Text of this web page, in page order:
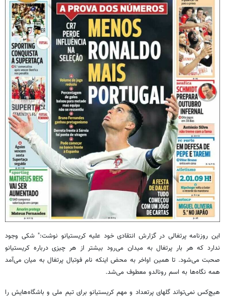
این روزنامه پرتغالی در گزارش انتقادی خود علیه کریستیانو نوشت:" شکی وجود
ندارد که هر بار پرتغال به میدان می‌رود بیشتر از هر چیزی درباره کریستیانو
صحبت می‌شود. تا همین اواخر به محض اینکه نام فوتبال پرتغال به میان می‌آمد
همه نگاه‌ها به اسم رونالدو معطوف می‌شد.
هیچ‌کس نمی‌تواند گلهای پرتعداد و مهم کریستیانو برای تیم ملی و باشگاه‌هایش را